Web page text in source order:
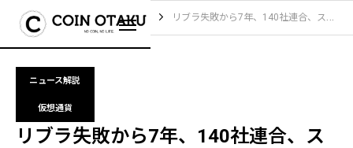
ブログ ニュース解説 リブラ失敗から7年、140社連合、ステーブルコイン戦争が始まる 2026年7月1日
ニュース解説
仮想通貨
リブラ失敗から7年、140社連合、ス